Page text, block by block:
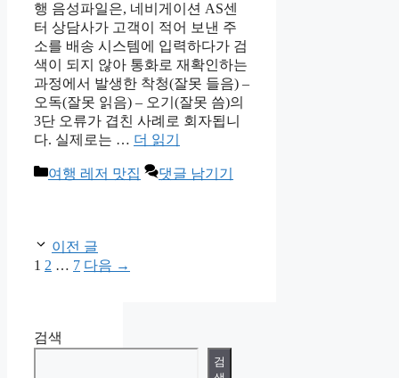
행 음성파일은, 네비게이션 AS센
터 상담사가 고객이 적어 보낸 주
소를 배송 시스템에 입력하다가 검
색이 되지 않아 통화로 재확인하는
과정에서 발생한 착청(잘못 들음) –
오독(잘못 읽음) – 오기(잘못 씀)의
3단 오류가 겹친 사례로 회자됩니
다. 실제로는 … 더 읽기
카
여행 레저 맛집 댓글 남기기
이전 글
페
1 페
2 … 페
7 다음 →
검색
검